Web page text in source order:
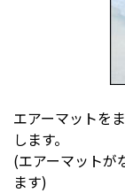
エアーマットを
します。
(エアーマットが
ます)